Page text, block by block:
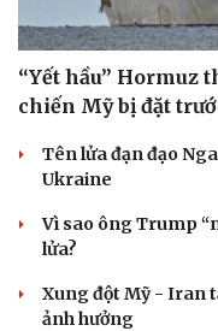
“Yết hầu” Hormuz
chiến Mỹ bị đặt
Tên lửa đạn đạo
Ukraine
Vì sao ông Trump
lửa?
Xung đột Mỹ - Iran
ảnh hưởng